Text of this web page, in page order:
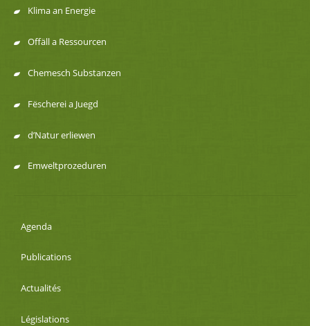
navigation
Klima an Energie
Offäll a Ressourcen
Chemesch Substanzen
Fëscherei a Juegd
d’Natur erliewen
Emweltprozeduren
Agenda
Publications
Actualités
Législations